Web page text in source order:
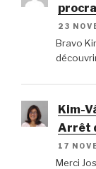
23
Bravo
Kim-
Arrêt
17
Merci